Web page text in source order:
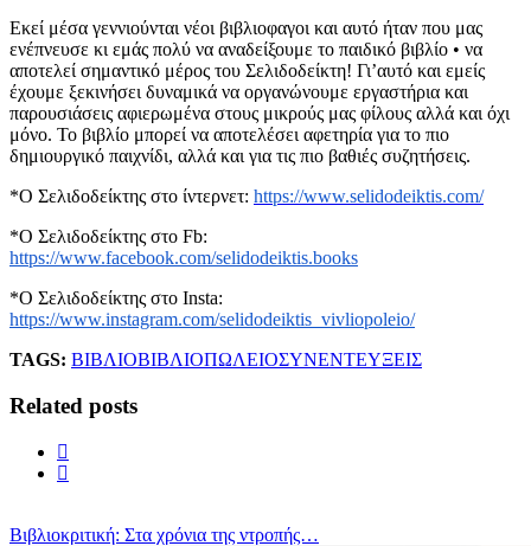
Εκεί μέσα γεννιούνται νέοι βιβλιοφαγοι και αυτό ήταν που μας
ενέπνευσε κι εμάς πολύ να αναδείξουμε το παιδικό βιβλίο • να
αποτελεί σημαντικό μέρος του Σελιδοδείκτη! Γι’αυτό και εμείς
έχουμε ξεκινήσει δυναμικά να οργανώνουμε εργαστήρια και
παρουσιάσεις αφιερωμένα στους μικρούς μας φίλους αλλά και όχι
μόνο. Το βιβλίο μπορεί να αποτελέσει αφετηρία για το πιο
δημιουργικό παιχνίδι, αλλά και για τις πιο βαθιές συζητήσεις.
*Ο Σελιδοδείκτης στο ίντερνετ: https://www.selidodeiktis.com/
*Ο Σελιδοδείκτης στο Fb:
https://www.facebook.com/selidodeiktis.books
*Ο Σελιδοδείκτης στο Insta:
https://www.instagram.com/selidodeiktis_vivliopoleio/
TAGS: ΒΙΒΛΙΟΒΙΒΛΙΟΠΩΛΕΙΟΣΥΝΕΝΤΕΥΞΕΙΣ
Related posts
Βιβλιοκριτική: Στα χρόνια της ντροπής…